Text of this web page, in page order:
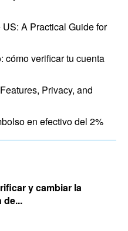
A Practical Guide for
cómo verificar tu cuenta
Privacy, and
en efectivo del 2%
y cambiar la
de...